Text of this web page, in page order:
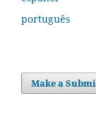
português
Make a